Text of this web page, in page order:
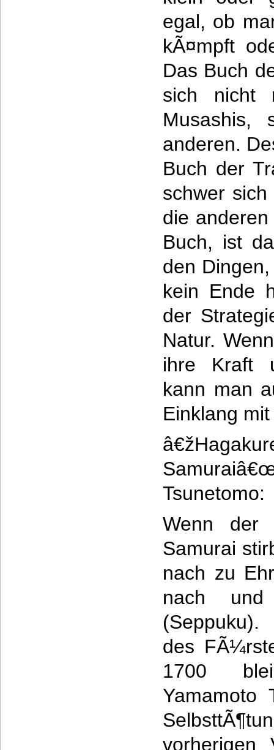
egal, ob
kÃ¤mpft
Das Buch
sich nicht
Musashis,
anderen.
Buch der
schwer
die
Buch, ist
den
kein Ende
der
Natur.
ihre Kraft
kann man
Einklang
Tsunetomo:
Wenn der
Samurai
nach zu
nach und
des
1700
Yamamoto
vorherigen